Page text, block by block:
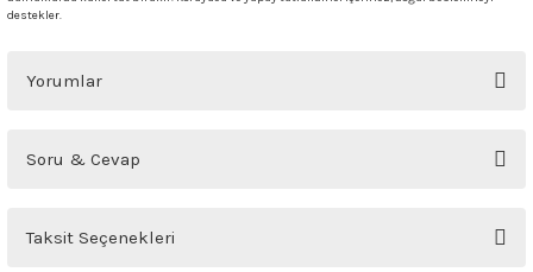
destekler.
Yorumlar
Soru & Cevap
Ürün hakkında henüz soru sorulmamış.
Taksit Seçenekleri